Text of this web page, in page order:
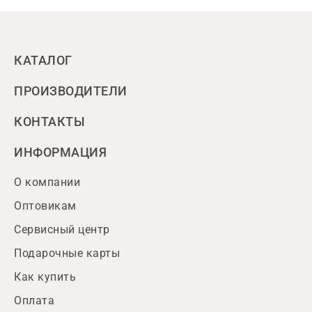
КАТАЛОГ
ПРОИЗВОДИТЕЛИ
КОНТАКТЫ
ИНФОРМАЦИЯ
О компании
Оптовикам
Сервисный центр
Подарочные карты
Как купить
Оплата